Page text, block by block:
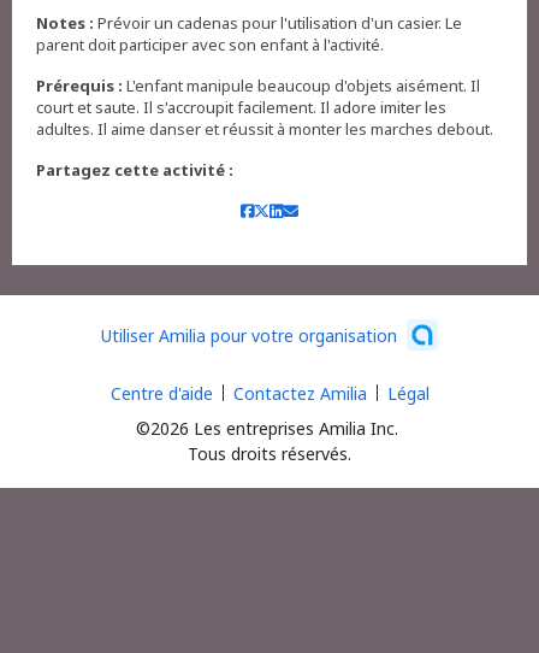
Notes : Prévoir un cadenas pour l'utilisation d'un casier. Le
parent doit participer avec son enfant à l'activité.
Prérequis : L'enfant manipule beaucoup d'objets aisément. Il
court et saute. Il s'accroupit facilement. Il adore imiter les
adultes. Il aime danser et réussit à monter les marches debout.
Partagez cette activité :
Utiliser Amilia pour votre organisation
©2026 Les entreprises Amilia Inc.
Tous droits réservés.
Centre d'aide Contactez Amilia Légal